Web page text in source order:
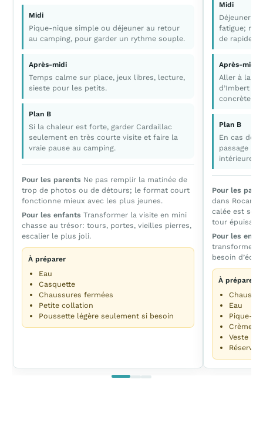
Midi
Pique-nique simple ou déjeuner au retour
au camping, pour garder un rythme souple.
Après-midi
Temps calme sur place, jeux libres, lecture,
sieste pour les petits.
Plan B
Si la chaleur est forte, garder Cardaillac
seulement en très courte visite et faire la
vraie pause au camping.
Pour les parents Ne pas remplir la matinée de
trop de photos ou de détours; le format court
fonctionne mieux avec les plus jeunes.
Pour les enfants Transformer la visite en mini
chasse au trésor: tours, portes, vieilles pierres,
escalier le plus joli.
À préparer
Eau
Casquette
Chaussures fermées
Petite collation
Poussette légère seulement si besoin
Midi
Déjeuner
fatigue;
de rapide.
Après-midi
Aller à la
d’Imbert
concrète
Plan B
En cas de
passage
intérieure
Pour les
dans
calée est
tour épuisant.
Pour les
transforment
besoin
À préparer
Eau
Pique-
Crème
Veste